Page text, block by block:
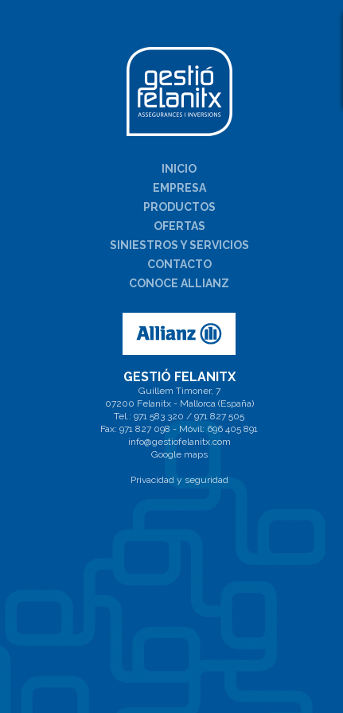
INICIO
EMPRESA
PRODUCTOS
OFERTAS
SINIESTROS Y SERVICIOS
CONTACTO
CONOCE ALLIANZ
GESTIÓ FELANITX
Guillem Timoner, 7
07200 Felanitx - Mallorca (España)
Tel.: 971 583 320 / 971 827 505
Fax: 971 827 098 - Móvil: 696 405 891
info@gestiofelanitx.com
Google maps
Privacidad y seguridad